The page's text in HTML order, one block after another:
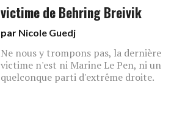
victime de Behring Breivik
par Nicole Guedj
Ne nous y trompons pas, la dernière
victime n'est ni Marine Le Pen, ni un
quelconque parti d'extrême droite.